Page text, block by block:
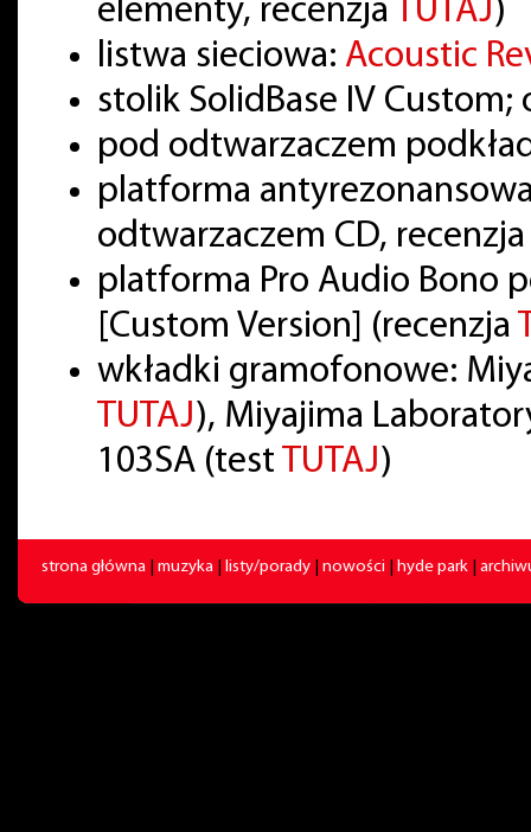
elementy, recenzja TUTAJ)
listwa sieciowa: Acoustic
stolik SolidBase IV Custom;
pod odtwarzaczem
platforma
odtwarzaczem CD, recenzja
platforma Pro Audio Bono
[Custom Version] (recenzja
wkładki gramofonowe:
TUTAJ), Miyajima
103SA (test TUTAJ)
strona główna muzyka listy/porady nowości hyde park